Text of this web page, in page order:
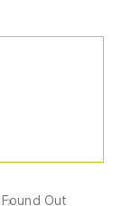
Out